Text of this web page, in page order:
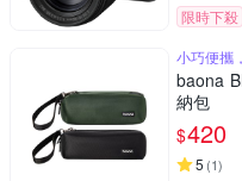
限時下殺
小巧便攜
baona
納包
$420
5 (1)